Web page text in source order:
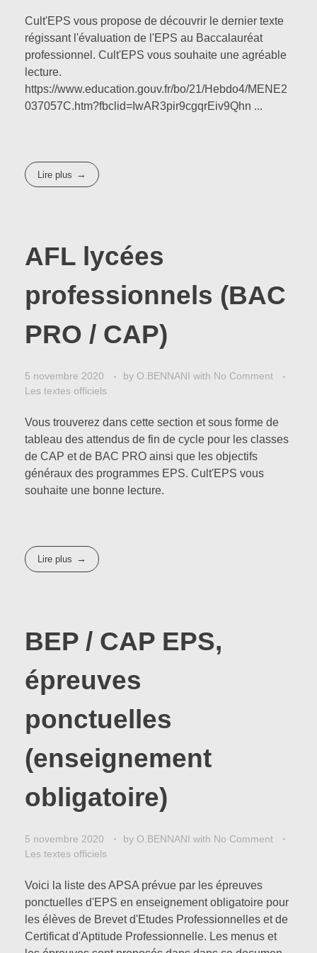
Cult'EPS vous propose de découvrir le dernier texte
régissant l'évaluation de l'EPS au Baccalauréat
professionnel. Cult'EPS vous souhaite une agréable
lecture.
https://www.education.gouv.fr/bo/21/Hebdo4/MENE2
037057C.htm?fbclid=IwAR3pir9cgqrEiv9Qhn ...
Lire plus
AFL lycées
professionnels (BAC
PRO / CAP)
5 novembre 2020 by O.BENNANI with No Comment
Les textes officiels
Vous trouverez dans cette section et sous forme de
tableau des attendus de fin de cycle pour les classes
de CAP et de BAC PRO ainsi que les objectifs
généraux des programmes EPS. Cult'EPS vous
souhaite une bonne lecture.
Lire plus
BEP / CAP EPS,
épreuves
ponctuelles
(enseignement
obligatoire)
5 novembre 2020 by O.BENNANI with No Comment
Les textes officiels
Voici la liste des APSA prévue par les épreuves
ponctuelles d'EPS en enseignement obligatoire pour
les élèves de Brevet d'Etudes Professionnelles et de
Certificat d'Aptitude Professionnelle. Les menus et